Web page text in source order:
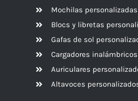
Mochilas personalizadas
Blocs y libretas
Gafas de sol
Cargadores
Auriculares
Altavoces